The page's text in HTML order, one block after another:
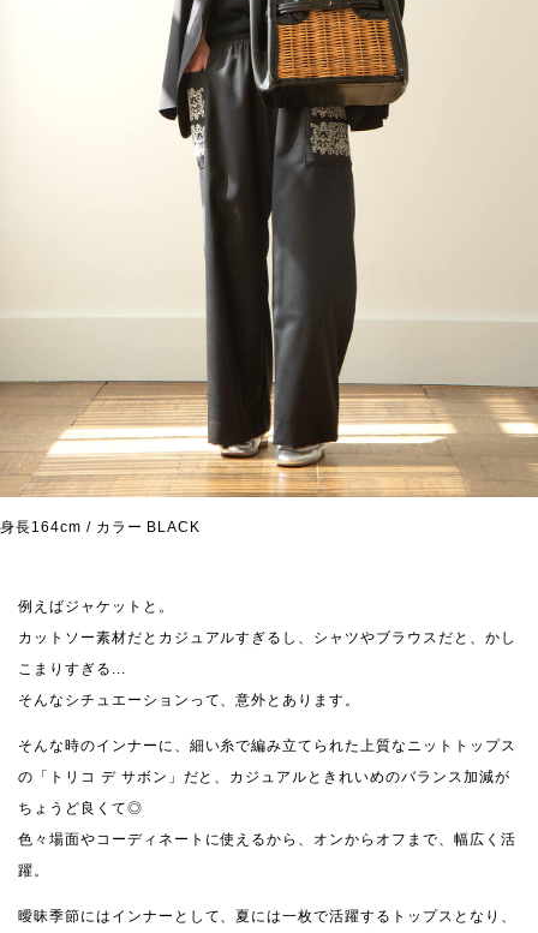
身長164cm / カラー BLACK
例えばジャケットと。
カットソー素材だとカジュアルすぎるし、シャツやブラウスだと、かし
こまりすぎる...
そんなシチュエーションって、意外とあります。
そんな時のインナーに、細い糸で編み立てられた上質なニットトップス
の「トリコ デ サボン」だと、カジュアルときれいめのバランス加減が
ちょうど良くて◎
色々場面やコーディネートに使えるから、オンからオフまで、幅広く活
躍。
曖昧季節にはインナーとして、夏には一枚で活躍するトップスとなり、